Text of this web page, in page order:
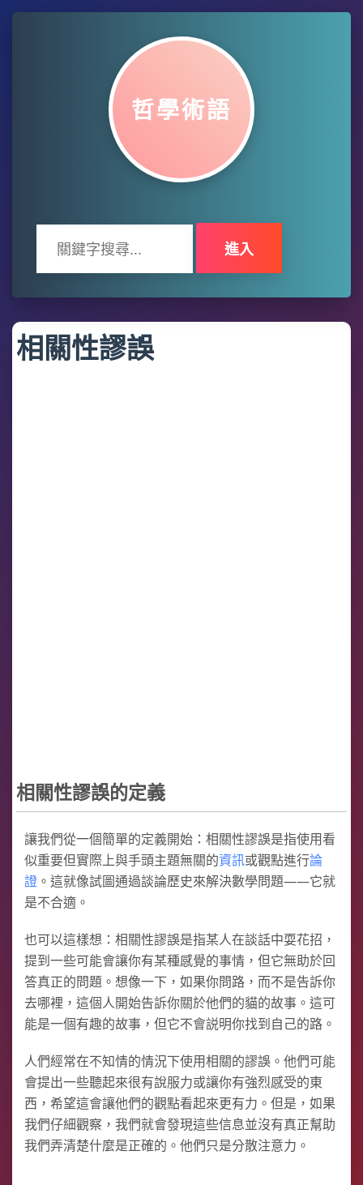
哲學術語
進入
相關性謬誤
相關性謬誤的定義
讓我們從一個簡單的定義開始：相關性謬誤是指使用看
似重要但實際上與手頭主題無關的資訊或觀點進行論
證 。這就像試圖通過談論歷史來解決數學問題——它就
是不合適。
也可以這樣想：相關性謬誤是指某人在談話中耍花招，
提到一些可能會讓你有某種感覺的事情，但它無助於回
答真正的問題。想像一下，如果你問路，而不是告訴你
去哪裡，這個人開始告訴你關於他們的貓的故事。這可
能是一個有趣的故事，但它不會説明你找到自己的路。
人們經常在不知情的情況下使用相關的謬誤。他們可能
會提出一些聽起來很有說服力或讓你有強烈感受的東
西，希望這會讓他們的觀點看起來更有力。但是，如果
我們仔細觀察，我們就會發現這些信息並沒有真正幫助
我們弄清楚什麼是正確的。他們只是分散注意力。